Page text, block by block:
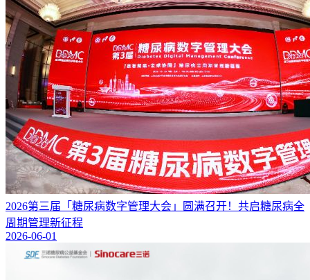
2026第三届「糖尿病数字管理大会」圆满召开！共启糖尿病全
周期管理新征程
2026-06-01